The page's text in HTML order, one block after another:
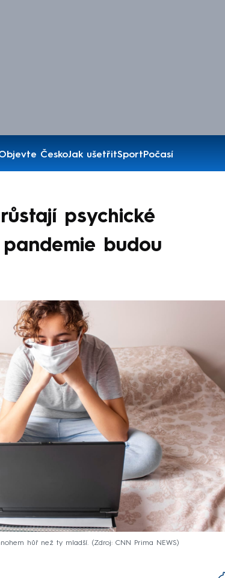
ČeskoJak ušetřitSportPočasí
psychické
budou
hůř než ty mladší. Zdroj: CNN Prima NEWS